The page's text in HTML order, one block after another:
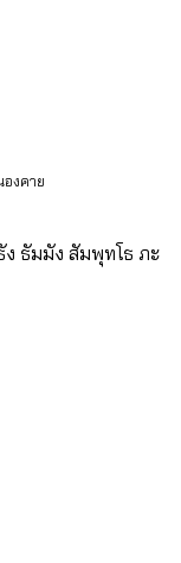
งคาย
ธัมมัง สัมพุทโธ ภะ